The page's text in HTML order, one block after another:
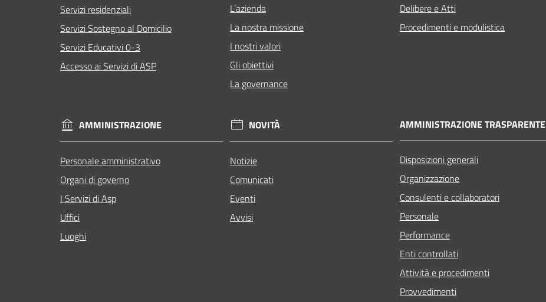
Servizi residenziali
Servizi Sostegno al Domicilio
Servizi Educativi 0-3
Accesso ai Servizi di ASP
L’azienda
La nostra missione
I nostri valori
Gli obiettivi
La governance
Delibere e Atti
Procedimenti e modulistica
AMMINISTRAZIONE
Personale amministrativo
Organi di governo
I Servizi di Asp
Uffici
Luoghi
NOVITÀ
Notizie
Comunicati
Eventi
Avvisi
AMMINISTRAZIONE TRASPARENTE
Disposizioni generali
Organizzazione
Consulenti e collaboratori
Personale
Performance
Enti controllati
Attività e procedimenti
Provvedimenti